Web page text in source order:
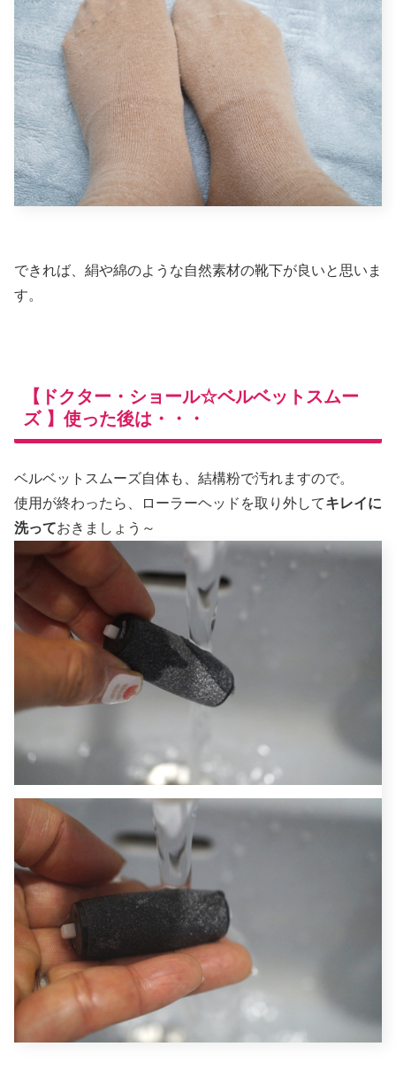
できれば、絹や綿のような自然素材の靴下が良いと思いま
す。
【ドクター・ショール☆ベルベットスムー
ズ 】使った後は・・・
ベルベットスムーズ自体も、結構粉で汚れますので。
使用が終わったら、ローラーヘッドを取り外してキレイに
洗っておきましょう～